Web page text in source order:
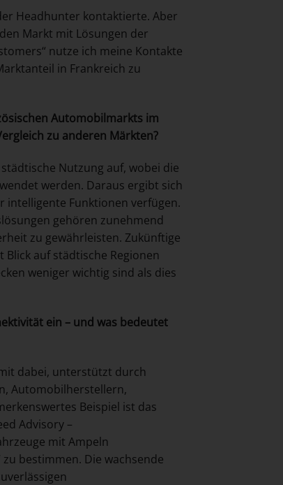
Headhunter kontaktierte. Aber
Markt mit Lösungen der
nutze ich meine Kontakte
in Frankreich zu
Automobilmarkts im
zu anderen Märkten?
Nutzung auf, wobei die
werden. Daraus ergibt sich
intelligente Funktionen verfügen.
gehören zunehmend
zu gewährleisten. Zukünftige
auf städtische Regionen
weniger wichtig sind als dies
ein – und was bedeutet
dabei, unterstützt durch
Automobilherstellern,
Beispiel ist das
Advisory –
mit Ampeln
bestimmen. Die wachsende